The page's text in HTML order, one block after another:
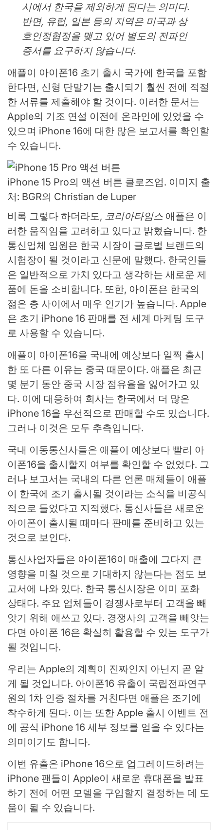
시에서 한국을 제외하게 된다는 의미다.
반면, 유럽, 일본 등의 지역은 미국과 상
호인정협정을 맺고 있어 별도의 전파인
증서를 요구하지 않습니다.
애플이 아이폰16 초기 출시 국가에 한국을 포함
한다면, 신형 단말기는 출시되기 훨씬 전에 적절
한 서류를 제출해야 할 것이다. 이러한 문서는
Apple의 기조 연설 이전에 온라인에 있었을 수
있으며 iPhone 16에 대한 많은 보고서를 확인할
수 있습니다.
iPhone 15 Pro의 액션 버튼 클로즈업. 이미지 출
처: BGR의 Christian de Luper
비록 그렇다 하더라도, 코리아타임스 애플은 이
러한 움직임을 고려하고 있다고 밝혔습니다. 한
통신업체 임원은 한국 시장이 글로벌 브랜드의
시험장이 될 것이라고 신문에 말했다. 한국인들
은 일반적으로 가치 있다고 생각하는 새로운 제
품에 돈을 소비합니다. 또한, 아이폰은 한국의
젊은 층 사이에서 매우 인기가 높습니다. Apple
은 초기 iPhone 16 판매를 전 세계 마케팅 도구
로 사용할 수 있습니다.
애플이 아이폰16을 국내에 예상보다 일찍 출시
한 또 다른 이유는 중국 때문이다. 애플은 최근
몇 분기 동안 중국 시장 점유율을 잃어가고 있
다. 이에 대응하여 회사는 한국에서 더 많은
iPhone 16을 우선적으로 판매할 수도 있습니다.
그러나 이것은 모두 추측입니다.
국내 이동통신사들은 애플이 예상보다 빨리 아
이폰16을 출시할지 여부를 확인할 수 없었다. 그
러나 보고서는 국내의 다른 언론 매체들이 애플
이 한국에 조기 출시될 것이라는 소식을 비공식
적으로 들었다고 지적했다. 통신사들은 새로운
아이폰이 출시될 때마다 판매를 준비하고 있는
것으로 보인다.
통신사업자들은 아이폰16이 매출에 그다지 큰
영향을 미칠 것으로 기대하지 않는다는 점도 보
고서에 나와 있다. 한국 통신시장은 이미 포화
상태다. 주요 업체들이 경쟁사로부터 고객을 빼
앗기 위해 애쓰고 있다. 경쟁사의 고객을 빼앗는
다면 아이폰 16은 확실히 활용할 수 있는 도구가
될 것입니다.
우리는 Apple의 계획이 진짜인지 아닌지 곧 알
게 될 것입니다. 아이폰16 유출이 국립전파연구
원의 1차 인증 절차를 거친다면 애플은 조기에
착수하게 된다. 이는 또한 Apple 출시 이벤트 전
에 공식 iPhone 16 세부 정보를 얻을 수 있다는
의미이기도 합니다.
이번 유출은 iPhone 16으로 업그레이드하려는
iPhone 팬들이 Apple이 새로운 휴대폰을 발표
하기 전에 어떤 모델을 구입할지 결정하는 데 도
움이 될 수 있습니다.